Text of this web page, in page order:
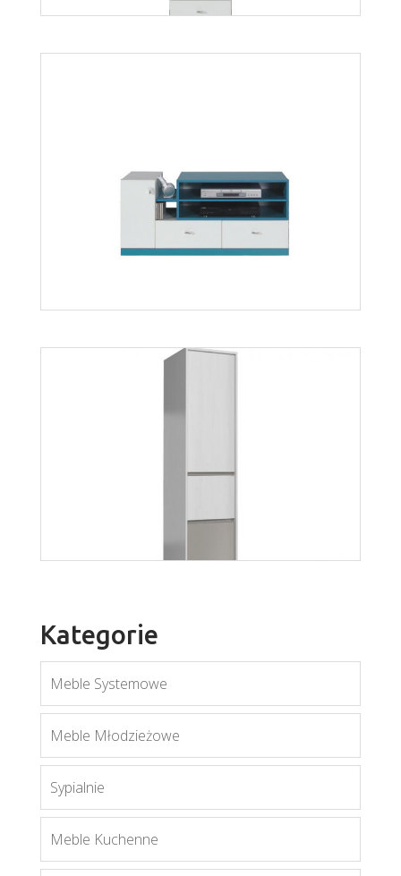
Mobi MO7
Więcej
Mobi MO12
Kategorie
Meble Systemowe
Meble Młodzieżowe
Sypialnie
Meble Kuchenne